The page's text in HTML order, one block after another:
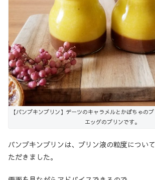
【パンプキンプリン】デーツのキャラメルとかぼちゃの
エッグのプリンです。
パンプキンプリンは、プリン液の粒度につい
ただきました。